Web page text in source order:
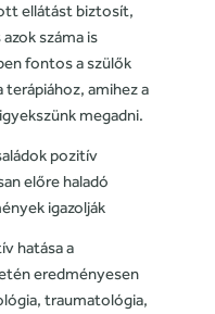
ellátást biztosít,
száma is
fontos a szülők
terápiához, amihez a
megadni.
pozitív
előre haladó
igazolják
hatása a
eredményesen
traumatológia,